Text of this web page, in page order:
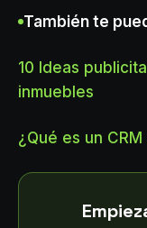
También te
10 Ideas
inmuebles
¿Qué es un